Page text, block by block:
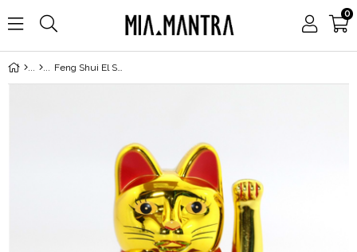
0
Feng Shui El Sallayan Bereket ve Şans Kedisi - Güneş Enerjili - Maneki Neko - 12 cm